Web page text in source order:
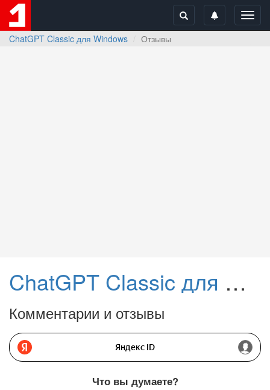
ChatGPT Classic для Windows
Отзывы
ChatGPT Classic для Windows
Комментарии и отзывы